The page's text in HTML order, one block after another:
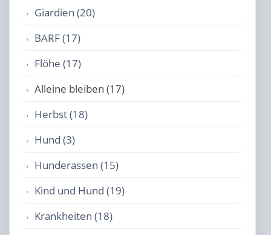
Giardien (20)
BARF (17)
Flöhe (17)
Alleine bleiben (17)
Herbst (18)
Hund (3)
Hunderassen (15)
Kind und Hund (19)
Krankheiten (18)